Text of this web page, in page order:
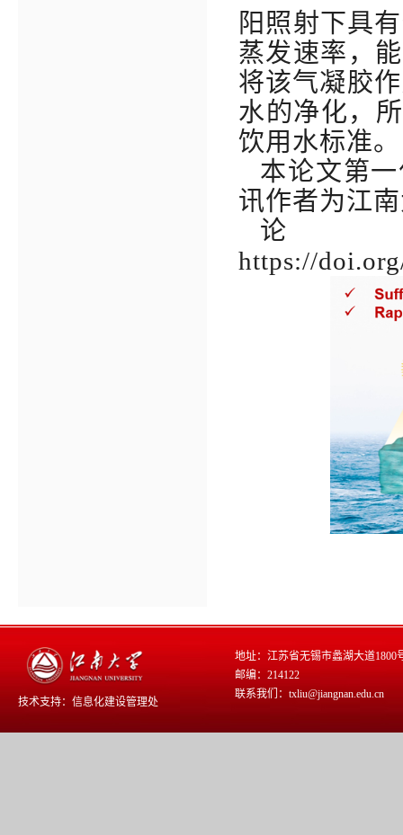
阳照射下具
蒸发速率，
将该气凝胶
水的净化，
饮用水标准。
本论文第
讯作者为江
论
https://
技术支持： 信息化建设管理处
地址：江苏省无锡市蠡湖大道1800
邮编：214122
联系我们：txliu@jiangnan.edu.cn